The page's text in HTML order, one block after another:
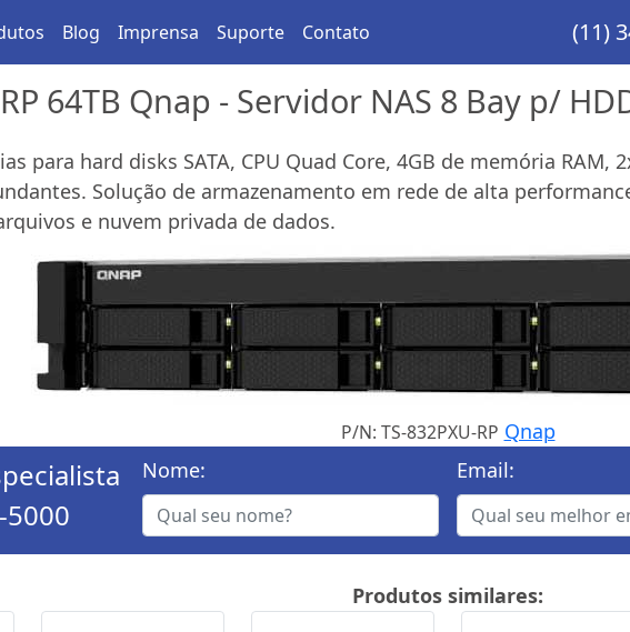
Blog Imprensa Suporte Contato (11)
64TB Qnap - Servidor NAS 8 Bay p/
para hard disks SATA, CPU Quad Core, 4GB de memória RAM,
Solução de armazenamento em rede de alta
e nuvem privada de dados.
P/N: TS-832PXU-RP Qnap
5000
Nome: Email:
Produtos similares: